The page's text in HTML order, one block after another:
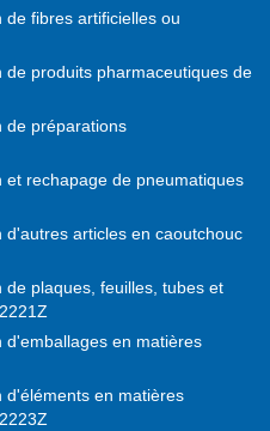
fibres artificielles ou
produits pharmaceutiques de
de préparations
rechapage de pneumatiques
articles en caoutchouc
plaques, feuilles, tubes et
d'emballages en matières
d'éléments en matières